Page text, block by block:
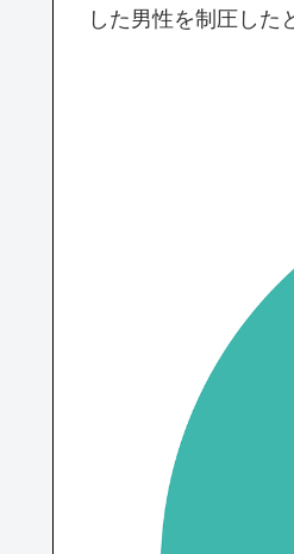
した男性を制圧した